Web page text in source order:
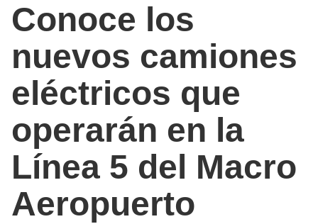
Conoce los
nuevos camiones
eléctricos que
operarán en la
Línea 5 del Macro
Aeropuerto